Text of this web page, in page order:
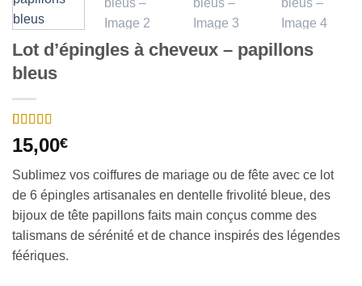
Lot d’épingles à cheveux – papillons
bleus
Noté5sur 5
basé sur
2
client
15,00€
Sublimez vos coiffures de mariage ou de fête avec ce lot
de 6 épingles artisanales en dentelle frivolité bleue, des
bijoux de tête papillons faits main conçus comme des
talismans de sérénité et de chance inspirés des légendes
féériques.